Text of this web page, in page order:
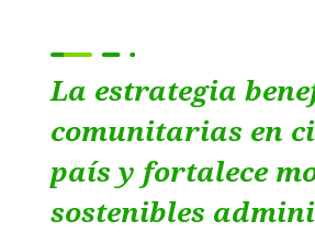
La estrategia
comunitarias en
país y fortalece
sostenibles